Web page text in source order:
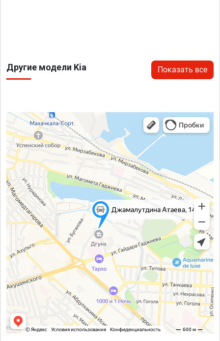
Другие модели Kia Показать все